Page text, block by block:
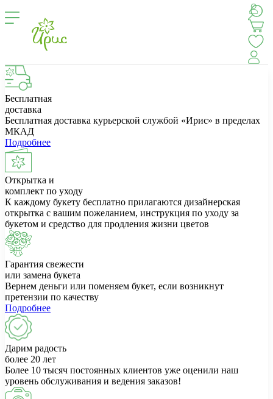
Бесплатная
доставка
Бесплатная доставка курьерской службой «Ирис» в пределах
МКАД
Подробнее
Открытка и
комплект по уходу
К каждому букету бесплатно прилагаются дизайнерская
открытка с вашим пожеланием, инструкция по уходу за
букетом и средство для продления жизни цветов
Гарантия свежести
или замена букета
Вернем деньги или поменяем букет, если возникнут
претензии по качеству
Подробнее
Дарим радость
более 20 лет
Более 10 тысяч постоянных клиентов уже оценили наш
уровень обслуживания и ведения заказов!